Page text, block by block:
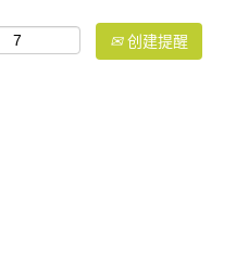
创建提醒